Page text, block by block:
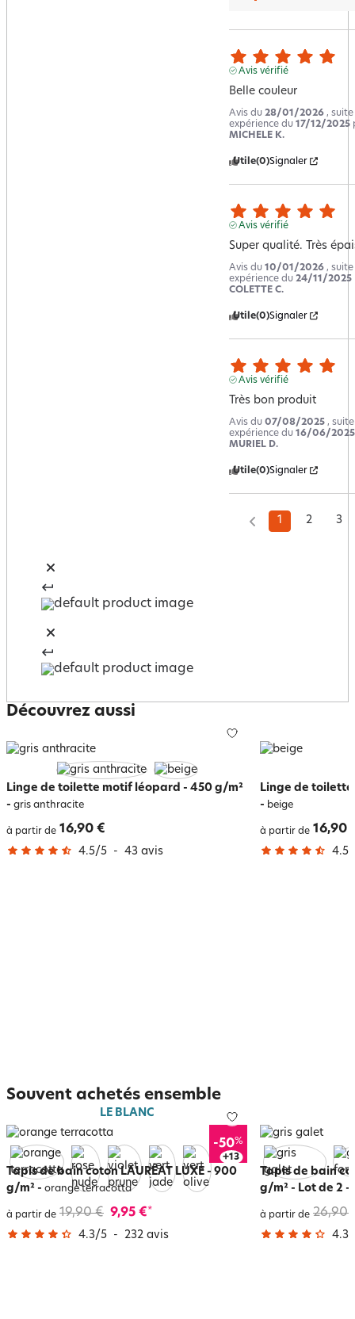
Avis vérifié
Belle couleur
Avis du 28/01/2026 , suite
expérience du 17/12/2025
MICHELE K.
Utile(0)Signaler
Avis vérifié
Super qualité. Très
Avis du 10/01/2026 , suite
expérience du 24/11/2025
COLETTE C.
Utile(0)Signaler
Avis vérifié
Très bon produit
Avis du 07/08/2025 ,
expérience du 16/06/2025
MURIEL D.
Utile(0)Signaler
1 2 3
Découvrez aussi
Linge de toilette motif léopard - 450 g/m²
- gris anthracite
à partir de 16,90 €
4.5/5 - 43 avis
Linge de
- beige
à partir de 16,90
4.5
Souvent achetés ensemble
LE BLANC
-50%
+17
Tapis de bain coton LAURÉAT LUXE - 900
g/m² - orange terracotta
à partir de 19,90 € 9,95 €*
4.3/5 - 232 avis
Tapis de bain
g/m² - Lot de 2 -
à partir de 26,90
4.3